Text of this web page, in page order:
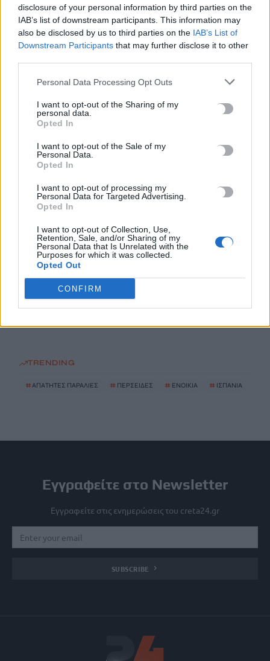
disclosure of your personal information by third parties on the
IAB’s list of downstream participants. This information may
also be disclosed by us to third parties on the IAB’s List of
Downstream Participants that may further disclose it to other
Personal Data Processing Opt Outs
I want to opt-out of the Sharing of my
personal data.
Opted In
I want to opt-out of the Sale of my
Personal Data.
Opted In
I want to opt-out of processing my
Personal Data for Targeted Advertising.
Opted In
I want to opt-out of Collection, Use,
Retention, Sale, and/or Sharing of my
Personal Data that Is Unrelated with the
Purposes for which it was collected.
Opted Out
CONFIRM
8 Αυγούστου, 2026
Στις 19 Αυγούστου η γενική συνέλευση του συλλόγου
Νέος κύκλος μαθημάτων Κινεζικής Γλώσσας στο
Πανεπιστήμιο Κρήτης για το ακαδημαϊκό έτος 2026-2027
8 Αυγούστου, 2026
Άνοια: Ποια είναι τα επαγγέλματα που προστατεύουν τον
8 Αυγούστου, 2026
Επίδομα €391 από τον ΟΠΕΚΑ, χωρίς εισοδηματικά κριτήρια:
Η προϋπόθεση
8 Αυγούστου, 2026
Θεατρική αφήγηση «Έρευσεν ύδωρ» στο Δημοτικό Σχολείο
Κεφαλά
TRENDING
#ΑΠΑΤΗΤΕΣ ΠΑΡΑΛΙΕΣ # ΠΕΡΣΕΙΔΕΣ # ΕΝΟΙΚΙΑ # ΙΣΠΑΝΙΑ
Εγγραφείτε στο Newsletter
Εγγραφείτε στις ενημερώσεις του creta24.gr
SUBSCRIBE